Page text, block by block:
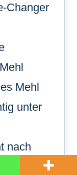
Changer
Mehl
unter
nach
sich